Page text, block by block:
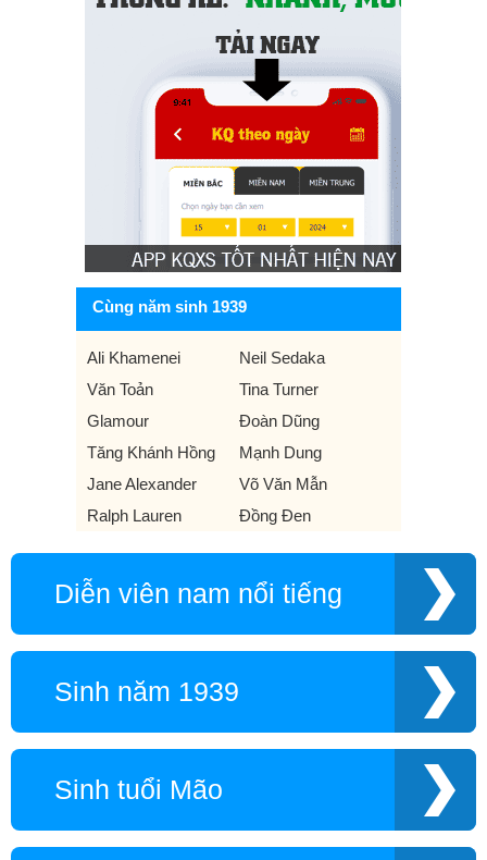
Cùng năm sinh 1939
Ali Khamenei
Neil Sedaka
Văn Toản
Tina Turner
Glamour
Đoàn Dũng
Tăng Khánh Hồng
Mạnh Dung
Jane Alexander
Võ Văn Mẫn
Ralph Lauren
Đồng Đen
Diễn viên nam nổi tiếng
Sinh năm 1939
Sinh tuổi Mão